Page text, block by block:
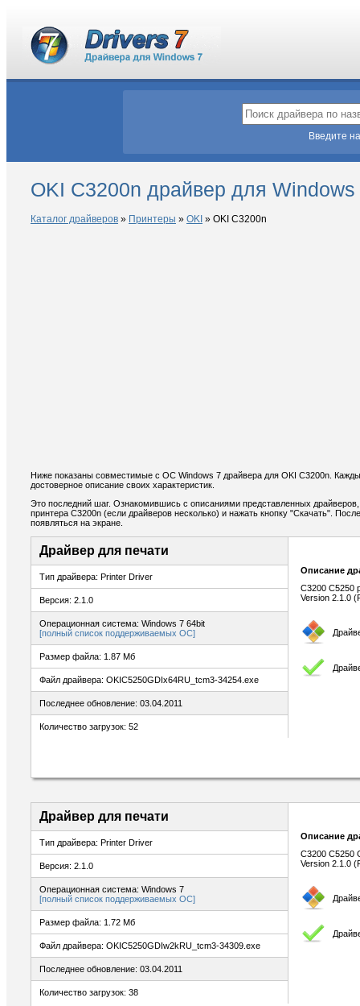
Введите
OKI C3200n драйвер для Windows
Каталог драйверов » Принтеры » OKI » OKI C3200n
Ниже показаны совместимые с ОС Windows 7 драйвера для OKI C3200n.
достоверное описание своих характеристик.
Это последний шаг. Ознакомившись с описаниями представленных
принтера C3200n (если драйверов несколько) и нажать кнопку "Скачать".
появляться на экране.
Драйвер для печати
Тип драйвера: Printer Driver
Версия: 2.1.0
Операционная система: Windows 7 64bit
[полный список поддерживаемых ОС]
Размер файла: 1.87 Мб
Файл драйвера: OKIC5250GDIx64RU_tcm3-34254.exe
Последнее обновление: 03.04.2011
Количество загрузок: 52
Описание
C3200 C5250
Version 2.1.0
Драйвер для печати
Тип драйвера: Printer Driver
Версия: 2.1.0
Операционная система: Windows 7
[полный список поддерживаемых ОС]
Размер файла: 1.72 Мб
Файл драйвера: OKIC5250GDIw2kRU_tcm3-34309.exe
Последнее обновление: 03.04.2011
Количество загрузок: 38
Описание
C3200 C5250
Version 2.1.0